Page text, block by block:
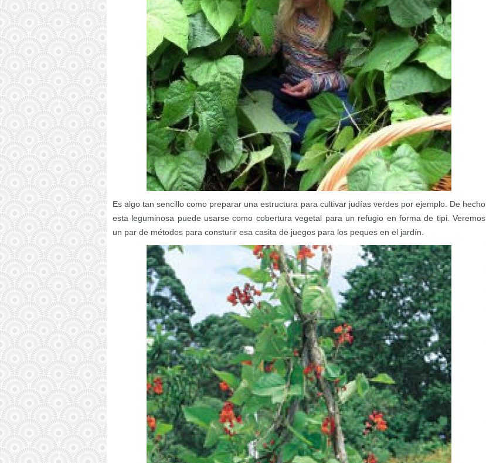
Es algo tan sencillo como preparar una estructura para cultivar judías verdes por ejemplo. De hecho
esta leguminosa puede usarse como cobertura vegetal para un refugio en forma de tipi. Veremos
un par de métodos para consturir esa casita de juegos para los peques en el jardín.